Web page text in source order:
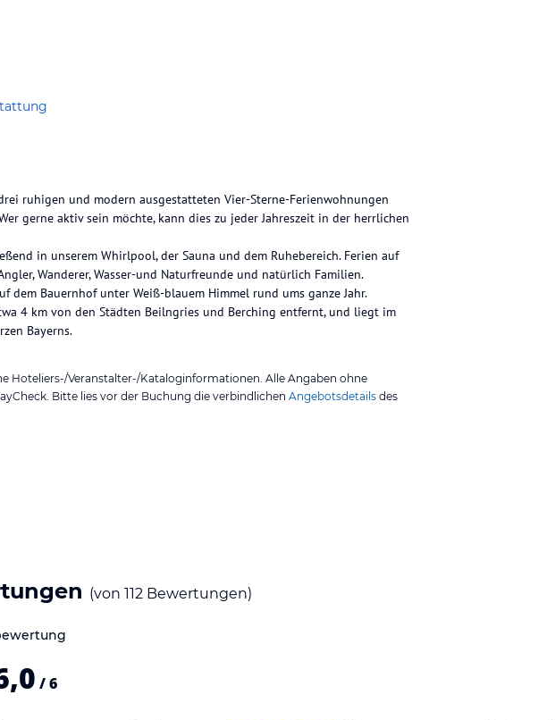
ruhigen und modern ausgestatteten Vier-Sterne-Ferienwohnungen
gerne aktiv sein möchte, kann dies zu jeder Jahreszeit in der herrlichen
in unserem Whirlpool, der Sauna und dem Ruhebereich. Ferien auf
Wanderer, Wasser-und Naturfreunde und natürlich Familien.
dem Bauernhof unter Weiß-blauem Himmel rund ums ganze Jahr.
4 km von den Städten Beilngries und Berching entfernt, und liegt im
Bayerns.
Hoteliers-/Veranstalter-/Kataloginformationen. Alle Angaben ohne
Bitte lies vor der Buchung die verbindlichen Angebotsdetails des
(von 112 Bewertungen)
/ 6